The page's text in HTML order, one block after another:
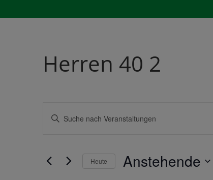
Herren 40 2
Suche
Navigation
Bitte
Suche
Heute Anstehende